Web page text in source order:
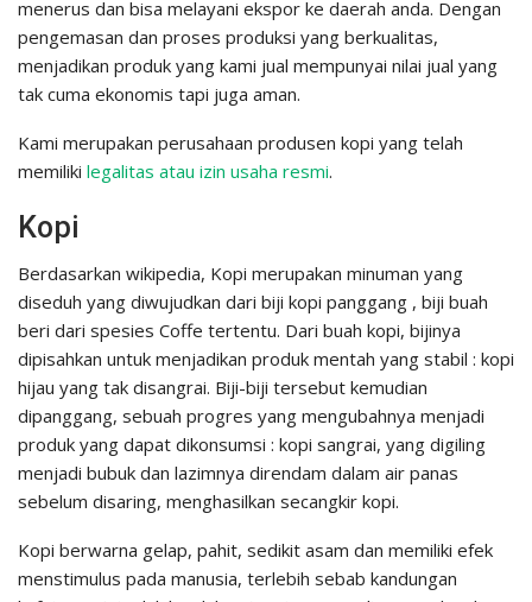
menerus dan bisa melayani ekspor ke daerah anda. Dengan
pengemasan dan proses produksi yang berkualitas,
menjadikan produk yang kami jual mempunyai nilai jual yang
tak cuma ekonomis tapi juga aman.
Kami merupakan perusahaan produsen kopi yang telah
memiliki legalitas atau izin usaha resmi.
Kopi
Berdasarkan wikipedia, Kopi merupakan minuman yang
diseduh yang diwujudkan dari biji kopi panggang , biji buah
beri dari spesies Coffe tertentu. Dari buah kopi, bijinya
dipisahkan untuk menjadikan produk mentah yang stabil : kopi
hijau yang tak disangrai. Biji-biji tersebut kemudian
dipanggang, sebuah progres yang mengubahnya menjadi
produk yang dapat dikonsumsi : kopi sangrai, yang digiling
menjadi bubuk dan lazimnya direndam dalam air panas
sebelum disaring, menghasilkan secangkir kopi.
Kopi berwarna gelap, pahit, sedikit asam dan memiliki efek
menstimulus pada manusia, terlebih sebab kandungan